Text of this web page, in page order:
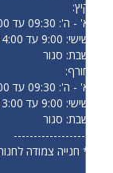
ה': 09:30 עד 18:00
סגור
ה': 09:30 עד 17:00
סגור
חנייה צמודה לחנות חינם